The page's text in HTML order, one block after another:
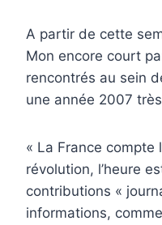
A partir de cette
Mon encore court
rencontrés au sein
une année 2007
« La France compte
révolution, l’heure
contributions «
informations,